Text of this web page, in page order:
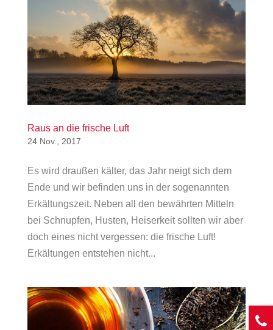
Raus an die frische Luft
24 Nov., 2017
Es wird draußen kälter, das Jahr neigt sich dem
Ende und wir befinden uns in der sogenannten
Erkältungszeit. Neben all den bewährten Mitteln
bei Schnupfen, Husten, Heiserkeit sollten wir aber
doch eines nicht vergessen: die frische Luft!
Erkältungen entstehen nicht...